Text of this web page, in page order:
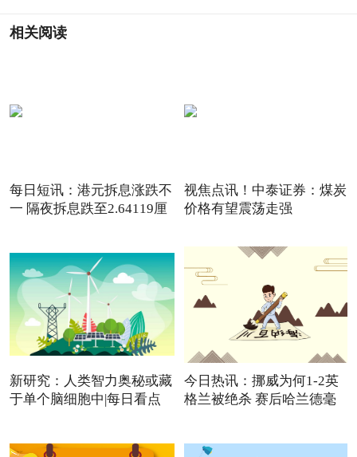
相关阅读
每日短讯：港元拆息涨跌不
一 隔夜拆息跌至2.64119厘
视焦点讯！中泰证券：煤炭
价格有望震荡走强
新研究：人类智力奥秘或藏
于单个脑细胞中|每日看点
今日热讯：挪威为何1-2英
格兰被绝杀 赛后哈兰德毫